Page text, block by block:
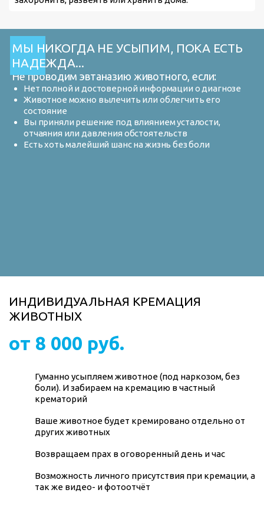
МЫ НИКОГДА НЕ УСЫПИМ, ПОКА ЕСТЬ
НАДЕЖДА...
Не проводим эвтаназию животного, если:
Нет полной и достоверной информации о диагнозе
Животное можно вылечить или облегчить его
состояние
Вы приняли решение под влиянием усталости,
отчаяния или давления обстоятельств
Есть хоть малейший шанс на жизнь без боли
ИНДИВИДУАЛЬНАЯ КРЕМАЦИЯ
ЖИВОТНЫХ
от 8 000 руб.
Гуманно усыпляем животное (под наркозом, без
боли). И забираем на кремацию в частный
крематорий
Ваше животное будет кремировано отдельно от
других животных
Возвращаем прах в оговоренный день и час
Возможность личного присутствия при кремации, а
так же видео- и фотоотчёт